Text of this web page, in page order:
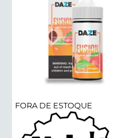
FORA DE ESTOQUE